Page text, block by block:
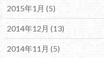
2015年1月 (5)
2014年12月 (13)
2014年11月 (5)